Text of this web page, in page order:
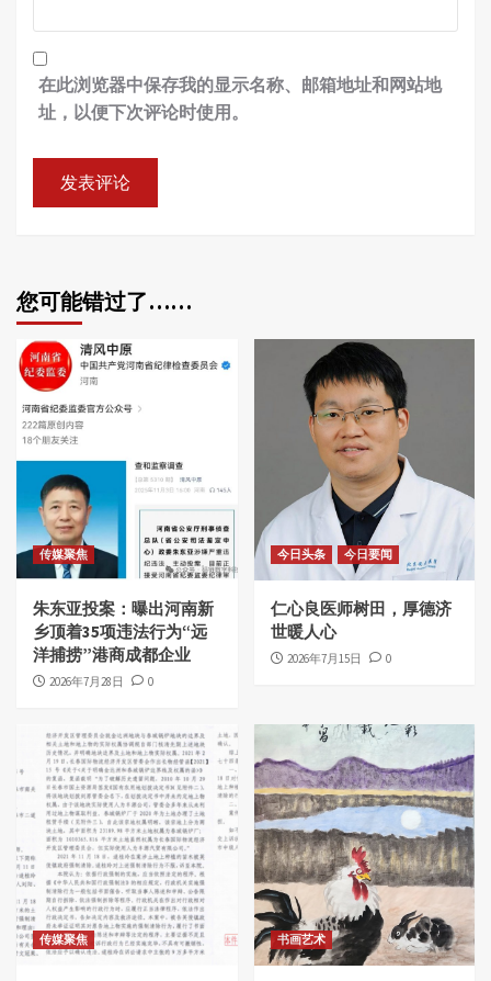
在此浏览器中保存我的显示名称、邮箱地址和网站地
址，以便下次评论时使用。
您可能错过了……
传媒聚焦
朱东亚投案：曝出河南新
乡顶着35项违法行为“远
洋捕捞”港商成都企业
2026年7月28日 0
今日头条 今日要闻
仁心良医师树田，厚德济
世暖人心
2026年7月15日 0
传媒聚焦 书画艺术